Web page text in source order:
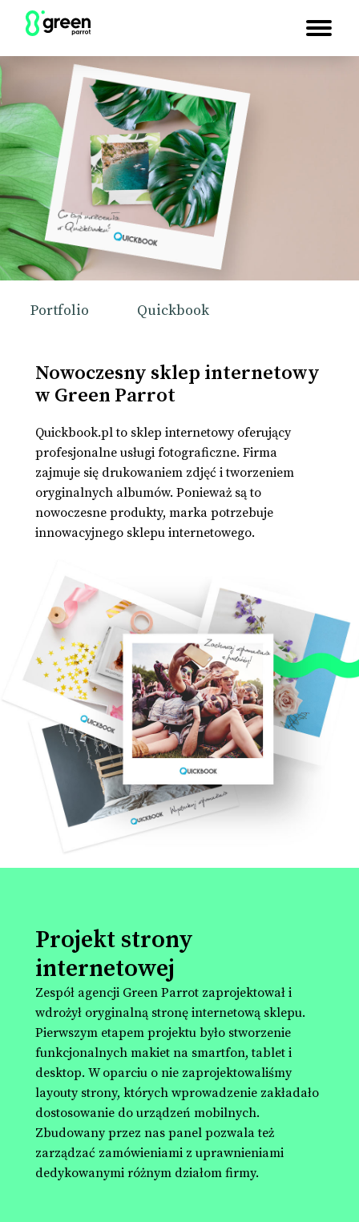
Portfolio Quickbook
Nowoczesny sklep internetowy
w Green Parrot
Quickbook.pl to sklep internetowy oferujący
profesjonalne usługi fotograficzne. Firma
zajmuje się drukowaniem zdjęć i tworzeniem
oryginalnych albumów. Ponieważ są to
nowoczesne produkty, marka potrzebuje
innowacyjnego sklepu internetowego.
Projekt strony
internetowej
Zespół agencji Green Parrot zaprojektował i
wdrożył oryginalną stronę internetową sklepu.
Pierwszym etapem projektu było stworzenie
funkcjonalnych makiet na smartfon, tablet i
desktop. W oparciu o nie zaprojektowaliśmy
layouty strony, których wprowadzenie zakładało
dostosowanie do urządzeń mobilnych.
Zbudowany przez nas panel pozwala też
zarządzać zamówieniami z uprawnieniami
dedykowanymi różnym działom firmy.